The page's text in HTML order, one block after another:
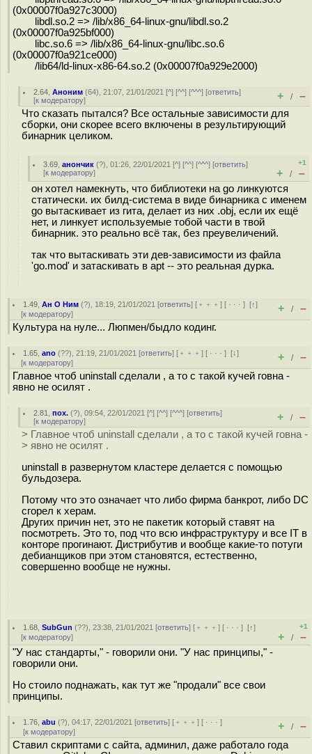
(0x00007f0a927c3000)
libdl.so.2 => /lib/x86_64-linux-gnu/libdl.so.2
(0x00007f0a925bf000)
libc.so.6 => /lib/x86_64-linux-gnu/libc.so.6
(0x00007f0a921ce000)
/lib64/ld-linux-x86-64.so.2 (0x00007f0a929e2000)
2.64 ,Аноним (64), 21:07, 21/01/2021 [^] [^^] [^^^] [ответить]
[к модератору] + / –
Что сказать пытался? Все остальные зависимости для
сборки, они скорее всего включены в результирующий
бинарник целиком.
3.69 ,анончик (?), 01:26, 22/01/2021 [^] [^^] [^^^] [ответить]
[к модератору]
+1
+ / –
он хотел намекнуть, что библиотеки на go линкуются
статически. их билд-система в виде бинарника с именем
go вытаскивает из гита, делает из них .obj, если их ещё
нет, и линкует используемые тобой части в твой
бинарник. это реально всё так, без преувеличений.
так что вытаскивать эти дев-зависимости из файла
'go.mod' и затаскивать в apt -- это реальная дурка.
1.49 ,Ан О Ним (?), 18:19, 21/01/2021 [ответить] [ ﹢﹢﹢] [ · · ·][↑]
[к модератору] + / –
Культура на нуле... Люпмен/быдло кодинг.
1.65 ,ano (??), 21:19, 21/01/2021 [ответить] [ ﹢﹢﹢] [ · · ·][↓]
[к модератору] + / –
Главное чтоб uninstall сделали , а то с такой кучей говна -
явно не осилят .
2.81 ,пох. (?), 09:54, 22/01/2021 [^] [^^] [^^^] [ответить]
[к модератору] + / –
> Главное чтоб uninstall сделали , а то с такой кучей говна -
> явно не осилят .
uninstall в развернутом кластере делается с помощью
бульдозера.
Потому что это означает что либо фирма банкрот, либо DC
сгорел к херам.
Других причин нет, это не пакетик который ставят на
посмотреть. Это то, под что всю инфраструктуру и все IT в
конторе прогинают. Дистрибутив и вообще какие-то потуги
дебианщиков при этом становятся, естественно,
совершенно вообще не нужны.
1.68 ,SubGun (??), 23:38, 21/01/2021 [ответить] [ ﹢﹢﹢] [ · · ·][↑]
[к модератору]
+1
+ / –
"У нас стандарты," - говорили они. "У нас принципы," -
говорили они.
Но стоило поднажать, как тут же "продали" все свои
принципы.
1.76 ,abu (?), 04:17, 22/01/2021 [ответить] [ ﹢﹢﹢] [ · · ·]
[к модератору] + / –
Ставил скриптами с сайта, админил, даже работало года